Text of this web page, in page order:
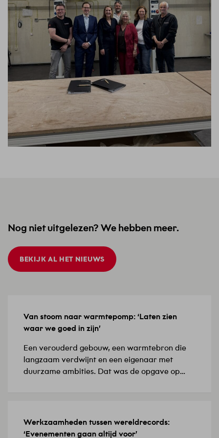
Nog niet uitgelezen? We hebben meer.
BEKIJK AL HET NIEUWS
15 JULI 2026
Van stoom naar warmtepomp: ‘Laten zien
waar we goed in zijn’
Een verouderd gebouw, een warmtebron die
langzaam verdwijnt en een eigenaar met
duurzame ambities. Dat was de opgave op
waren verouderd en de bestaande
verwarmingsoplossing vroeg om een
8 JULI 2026
Werkzaamheden tussen wereldrecords:
‘Evenementen gaan altijd voor’